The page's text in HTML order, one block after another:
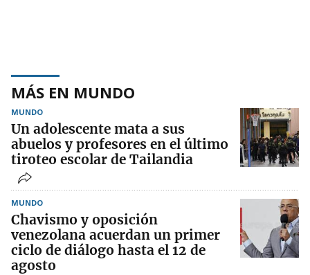
MÁS EN MUNDO
MUNDO
Un adolescente mata a sus
abuelos y profesores en el último
tiroteo escolar de Tailandia
MUNDO
Chavismo y oposición
venezolana acuerdan un primer
ciclo de diálogo hasta el 12 de
agosto